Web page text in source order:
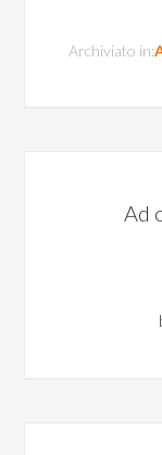
Archiviato in:
Ad